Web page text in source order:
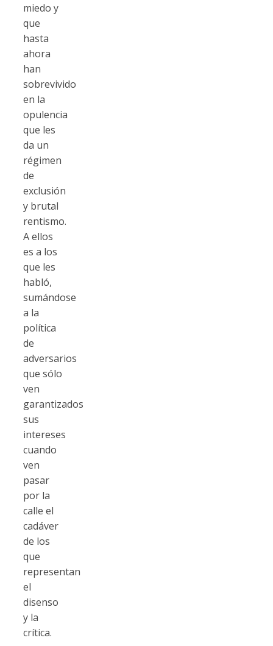
miedo y
que
hasta
ahora
han
sobrevivido
en la
opulencia
que les
da un
régimen
de
exclusión
y brutal
rentismo.
A ellos
es a los
que les
habló,
sumándose
a la
política
de
adversarios
que sólo
ven
garantizados
sus
intereses
cuando
ven
pasar
por la
calle el
cadáver
de los
que
representan
el
disenso
y la
crítica.